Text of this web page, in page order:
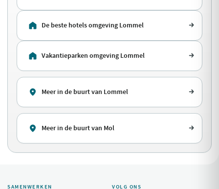
De beste hotels omgeving Lommel
Vakantieparken omgeving Lommel
Meer in de buurt van Lommel
Meer in de buurt van Mol
SAMENWERKEN VOLG ONS